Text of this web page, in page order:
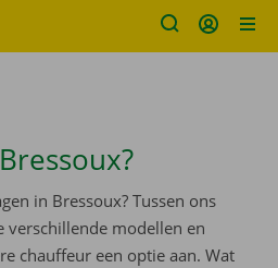
in Bressoux? Tussen ons
verschillende modellen en
chauffeur een optie aan. Wat